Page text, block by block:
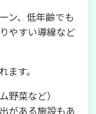
ン、低年齢でも
やすい導線など
す。
野菜など）
がある施設もあ